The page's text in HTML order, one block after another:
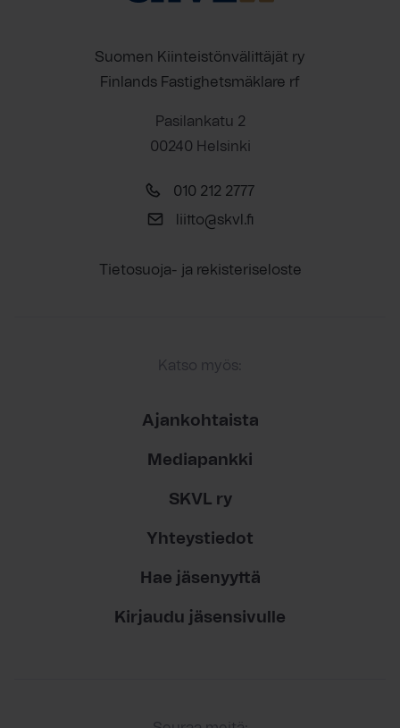
Suomen Kiinteistönvälittäjät ry
Finlands Fastighetsmäklare rf
Pasilankatu 2
00240 Helsinki
010 212 2777
liitto@skvl.fi
Tietosuoja- ja rekisteriseloste
Katso myös:
Ajankohtaista
Mediapankki
SKVL ry
Yhteystiedot
Hae jäsenyyttä
Kirjaudu jäsensivulle